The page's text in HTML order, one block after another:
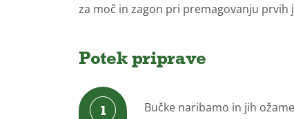
za moč in zagon pri premagovanju
Potek priprave
Bučke naribamo in jih